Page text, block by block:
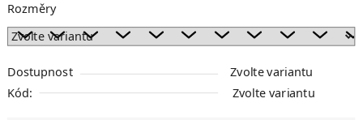
Rozměry
Dostupnost
Zvolte variantu
Kód:
Zvolte variantu